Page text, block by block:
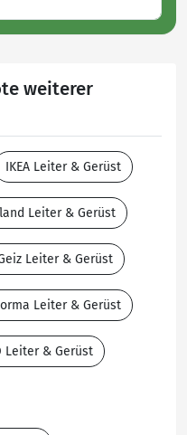
weiterer
IKEA Leiter & Gerüst
Leiter & Gerüst
Leiter & Gerüst
Leiter & Gerüst
Leiter & Gerüst